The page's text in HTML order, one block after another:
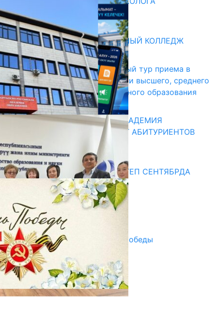
31.07.2026
Абитуриент
БИШКЕКСКИЙ УНИВЕРСАЛЬНЫЙ КОЛЛЕДЖ
17.07.2026
В Кыргызстане начался первый тур приема в
образовательные организации высшего, среднего
и начального профессионального образования
13.07.2026
КЫРГЫЗКО-РОССИЙСКАЯ АКАДЕМИЯ
ОБРАЗОВАНИЯ ПРИГЛАШАЕТ АБИТУРИЕНТОВ
10.07.2026
Медиа
СУЗАКТА 750 ОРУНДУУ МЕКТЕП СЕНТЯБРДА
ПАЙДАЛАНУУГА БЕРИЛЕТ
07.08.2025
Улуу Жеңиштин жандуу сөзү
29.04.2025
Награды в преддверии Дня Победы
29.04.2025